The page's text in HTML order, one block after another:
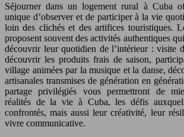
Séjourner dans un logement rural à Cuba
unique d’observer et de participer à la vie
loin des clichés et des artifices touristiques.
proposent souvent des activités authentiques
découvrir leur quotidien de l’intérieur : visite
découvrir les produits frais de saison,
village animées par la musique et la danse,
artisanales transmises de génération en
partage privilégiés vous permettront de
réalités de la vie à Cuba, les défis
confrontés, mais aussi leur créativité, leur
vivre communicative.